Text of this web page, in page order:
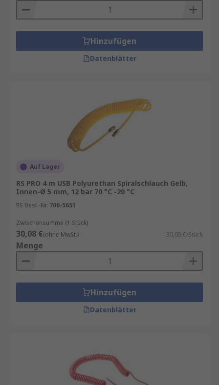
Hinzufügen
Datenblätter
Auf Lager
RS PRO 4 m USB Polyurethan Spiralschlauch Gelb,
Innen-Ø 5 mm, 12 bar 70 °C -20 °C
RS Best.-Nr. 700-5651
Zwischensumme (1 Stück)
30,08 €(ohne MwSt.) 30,08 €/Stück
Menge
Hinzufügen
Datenblätter